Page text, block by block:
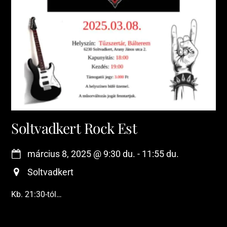
Soltvadkert Rock Est
március 8, 2025 @ 9:30 du. - 11:55 du.
Soltvadkert
Kb. 21:30-tól…